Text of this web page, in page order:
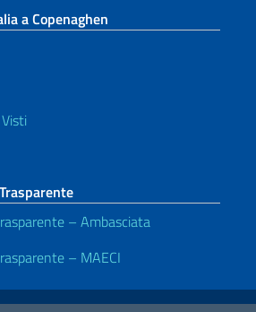
a Copenaghen
– Ambasciata
– MAECI